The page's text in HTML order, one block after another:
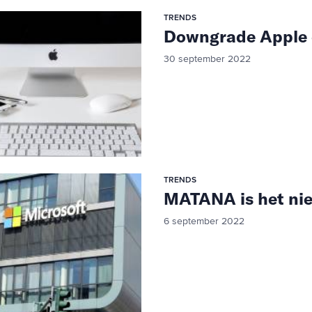
TRENDS
Downgrade
30 september 2022
TRENDS
MATANA is het
6 september 2022